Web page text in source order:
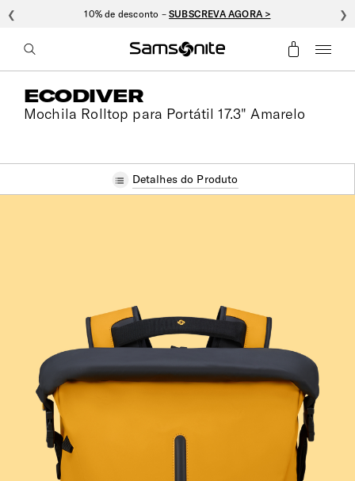
Nexis: oferta de personalização –VER COLEÇÃO >
❮ ❯
ECODIVER
Mochila Rolltop para Portátil 17.3" Amarelo
Detalhes do Produto